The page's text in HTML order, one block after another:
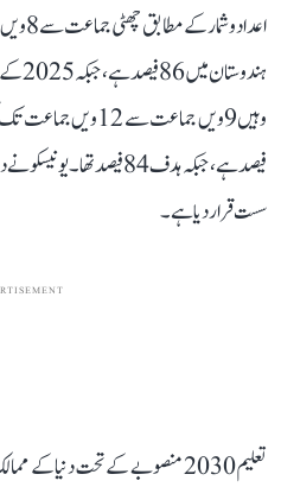
فیصد ہے، جبکہ ہدف 84
سست قرار دیا ہے۔